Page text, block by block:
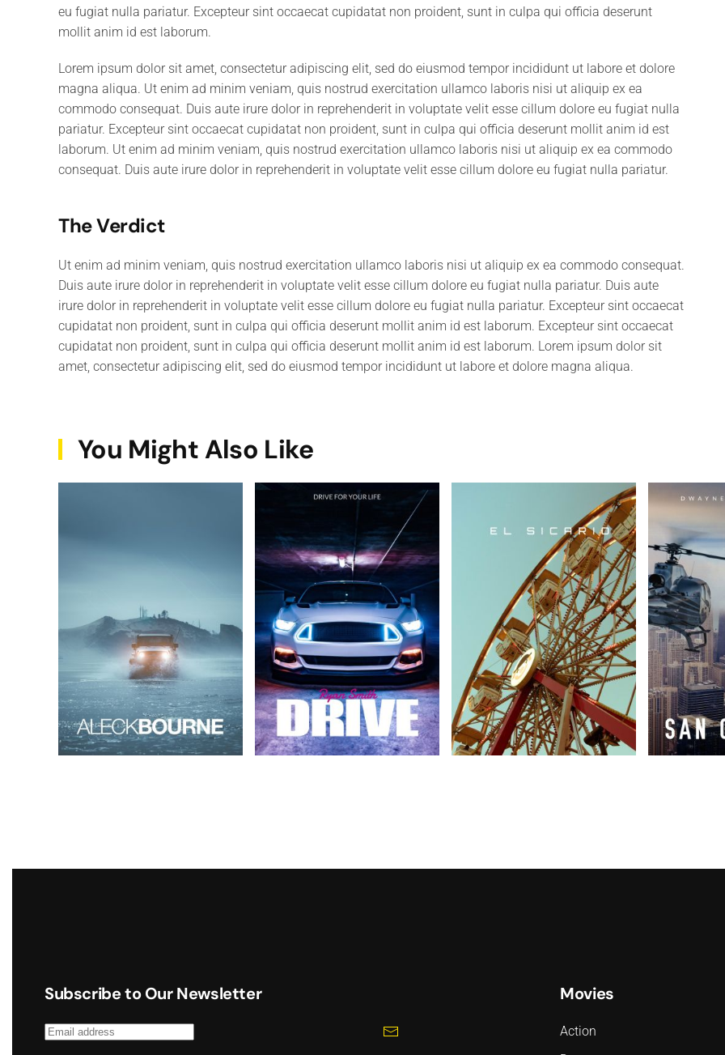
eu fugiat nulla pariatur. Excepteur sint occaecat cupidatat non proident, sunt in culpa qui officia deserunt
mollit anim id est laborum.
Lorem ipsum dolor sit amet, consectetur adipiscing elit, sed do eiusmod tempor incididunt ut labore et dolore
magna aliqua. Ut enim ad minim veniam, quis nostrud exercitation ullamco laboris nisi ut aliquip ex ea
commodo consequat. Duis aute irure dolor in reprehenderit in voluptate velit esse cillum dolore eu fugiat nulla
pariatur. Excepteur sint occaecat cupidatat non proident, sunt in culpa qui officia deserunt mollit anim id est
laborum. Ut enim ad minim veniam, quis nostrud exercitation ullamco laboris nisi ut aliquip ex ea commodo
consequat. Duis aute irure dolor in reprehenderit in voluptate velit esse cillum dolore eu fugiat nulla pariatur.
The Verdict
Ut enim ad minim veniam, quis nostrud exercitation ullamco laboris nisi ut aliquip ex ea commodo consequat.
Duis aute irure dolor in reprehenderit in voluptate velit esse cillum dolore eu fugiat nulla pariatur. Duis aute
irure dolor in reprehenderit in voluptate velit esse cillum dolore eu fugiat nulla pariatur. Excepteur sint occaecat
cupidatat non proident, sunt in culpa qui officia deserunt mollit anim id est laborum. Excepteur sint occaecat
cupidatat non proident, sunt in culpa qui officia deserunt mollit anim id est laborum. Lorem ipsum dolor sit
amet, consectetur adipiscing elit, sed do eiusmod tempor incididunt ut labore et dolore magna aliqua.
You Might Also Like
Subscribe to Our Newsletter Movies
Action